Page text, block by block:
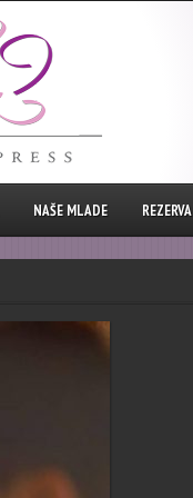
NAŠE MLADE